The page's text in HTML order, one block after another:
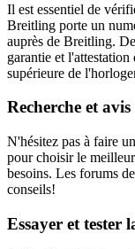
Il est essentiel de
Breitling porte un
auprès de Breitling.
garantie et
supérieure de
Recherche et avis
N'hésitez pas à faire
pour choisir le
besoins. Les forums
conseils!
Essayer et tester